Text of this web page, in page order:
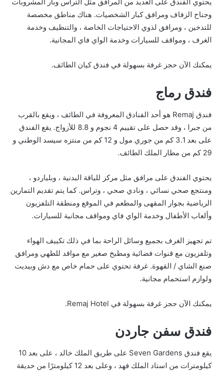
وجناح الزفاف ومرافق كبار الشخصيات. هناك مناطق مخصصة
للتدخين ، ومرافق لذوي الاحتياجات الخاصة ، والتنظيف وخدمة
الغرف ، ومواقف للسيارات وخدمة الواي فاي المجانية.
يمكنك الآن حجز غرفة بسهولة في فندق كيان الطائف.
فندق رماج
فندق Remaj هو أحد الفنادق المعروفة في الطائف ، ويقع بالقرب
من جبرا ، وقد حصل على تقييم 4 نجوم و 8.8 للأزواج. يقع الفندق
على بعد 3.1 كم من جوري مول و 12 كم من منتزه سيسد الوطني و
29 كم من مطار الملك الطائف.
يحتوي الفندق على مرافق مثل مركز للياقة البدنية ، وبلياردو ،
ومنتجع صحي نسائي ، ونادي صحي ، وتراس. كما يتم تقديم التمارين
الرياضية بجوار المقهى والمطعم في الموقع ومنطقة التلفزيون
وألعاب الأطفال وخدمة الواي فاي ومواقف مجانية للسيارات.
تم تجهيز الغرف بجميع وسائل الراحة بما في ذلك تكييف الهواء
وتلفزيون مع قنوات فضائية ومطبخ صغير مع مواقد للطهي ومرافق
صنع الشاي / القهوة. غرفة تحتوي على حمام خاص مع دش وبيديت
ولوازم استحمام مجانية.
يمكنك الآن حجز غرفة بسهولة في Remaj Hotel.
فندق سفن جاردن
يقع فندق Seven Gardens على طريق الملك خالد ، على بعد 10
كيلومترات من استاد الملك فهد ، وعلى بعد 12 كيلومترًا من حديقة